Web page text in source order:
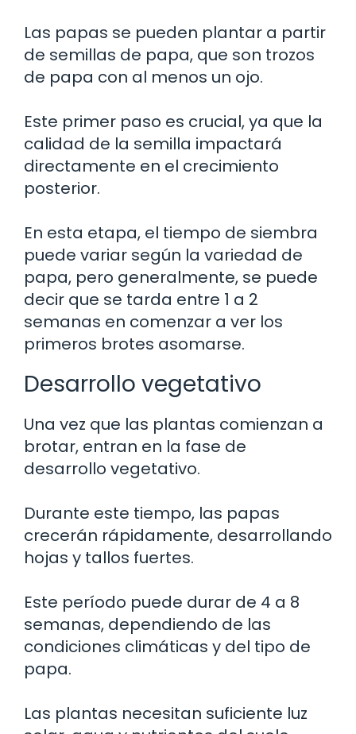
Las papas se pueden plantar a partir
de semillas de papa, que son trozos
de papa con al menos un ojo.
Este primer paso es crucial, ya que la
calidad de la semilla impactará
directamente en el crecimiento
posterior.
En esta etapa, el tiempo de siembra
puede variar según la variedad de
papa, pero generalmente, se puede
decir que se tarda entre 1 a 2
semanas en comenzar a ver los
primeros brotes asomarse.
Desarrollo vegetativo
Una vez que las plantas comienzan a
brotar, entran en la fase de
desarrollo vegetativo.
Durante este tiempo, las papas
crecerán rápidamente, desarrollando
hojas y tallos fuertes.
Este período puede durar de 4 a 8
semanas, dependiendo de las
condiciones climáticas y del tipo de
papa.
Las plantas necesitan suficiente luz